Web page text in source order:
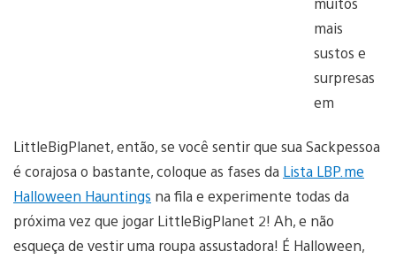
mais
sustos e
surpresas
em
LittleBigPlanet, então, se você sentir que sua Sackpessoa
é corajosa o bastante, coloque as fases da Lista LBP.me
Halloween Hauntings na fila e experimente todas da
próxima vez que jogar LittleBigPlanet 2! Ah, e não
esqueça de vestir uma roupa assustadora! É Halloween,